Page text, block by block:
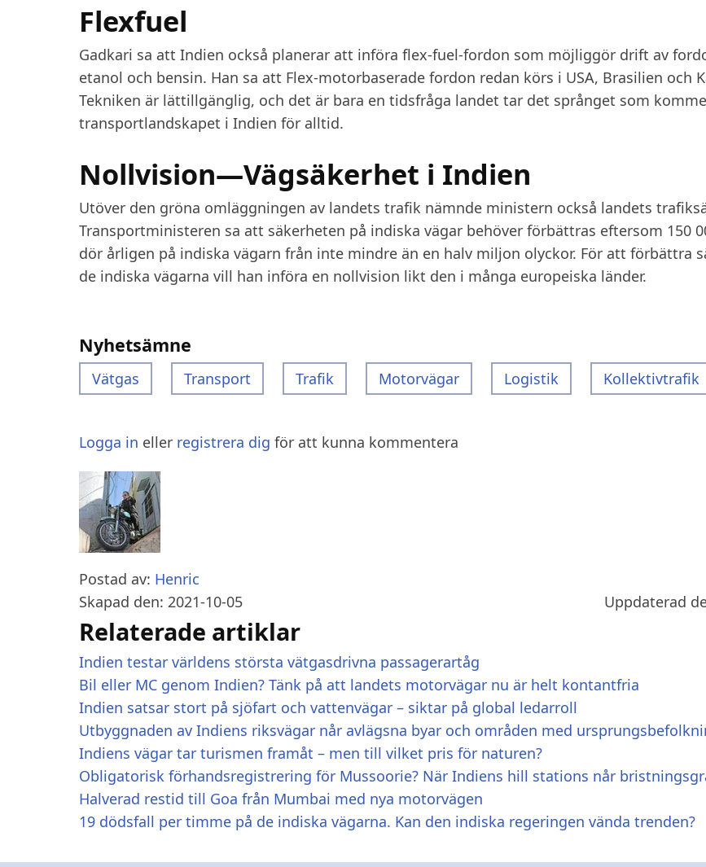
Flexfuel
Gadkari sa att Indien också planerar att införa flex-fuel-fordon som möjliggör drift av
etanol och bensin. Han sa att Flex-motorbaserade fordon redan körs i USA, Brasilien och
Tekniken är lättillgänglig, och det är bara en tidsfråga landet tar det språnget som
transportlandskapet i Indien för alltid.
Nollvision—Vägsäkerhet i Indien
Utöver den gröna omläggningen av landets trafik nämnde ministern också landets
Transportministeren sa att säkerheten på indiska vägar behöver förbättras eftersom 150
dör årligen på indiska vägarn från inte mindre än en halv miljon olyckor. För att förbättra
de indiska vägarna vill han införa en nollvision likt den i många europeiska länder.
Nyhetsämne
Vätgas Transport Trafik Motorvägar Logistik Kollektivtrafik
Logga in eller registrera dig för att kunna kommentera
Postad av: Henric
Skapad den: 2021-10-05
Uppdaterad
Relaterade artiklar
Indien testar världens största vätgasdrivna passagerartåg
Bil eller MC genom Indien? Tänk på att landets motorvägar nu är helt kontantfria
Indien satsar stort på sjöfart och vattenvägar – siktar på global ledarroll
Utbyggnaden av Indiens riksvägar når avlägsna byar och områden med
Indiens vägar tar turismen framåt – men till vilket pris för naturen?
Obligatorisk förhandsregistrering för Mussoorie? När Indiens hill stations når
Halverad restid till Goa från Mumbai med nya motorvägen
19 dödsfall per timme på de indiska vägarna. Kan den indiska regeringen vända trenden?